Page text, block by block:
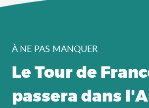
À NE PAS MANQUER
Le Tour de
passera dans